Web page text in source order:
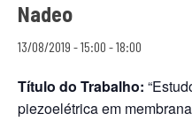
Nadeo
13/08/2019 - 15:00 -18:00
Título do Trabalho:
piezoelétrica em